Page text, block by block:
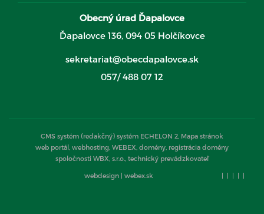
Obecný úrad Ďapalovce
Ďapalovce 136, 094 05 Holčíkovce
sekretariat@obecdapalovce.sk
057/ 488 07 12
CMS systém (redakčný) systém ECHELON 2, Mapa stránok
web portál, webhosting, WEBEX, domény, registrácia domény
spoločnosti WBX, s.r.o., technický prevádzkovateľ
webdesign webex.sk